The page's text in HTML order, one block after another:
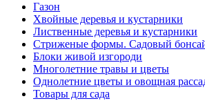
Газон
Хвойные деревья и кустарники
Лиственные деревья и кустарники
Стриженые формы. Садовый
Блоки живой изгороди
Многолетние травы и цветы
Однолетние цветы и овощная
Товары для сада